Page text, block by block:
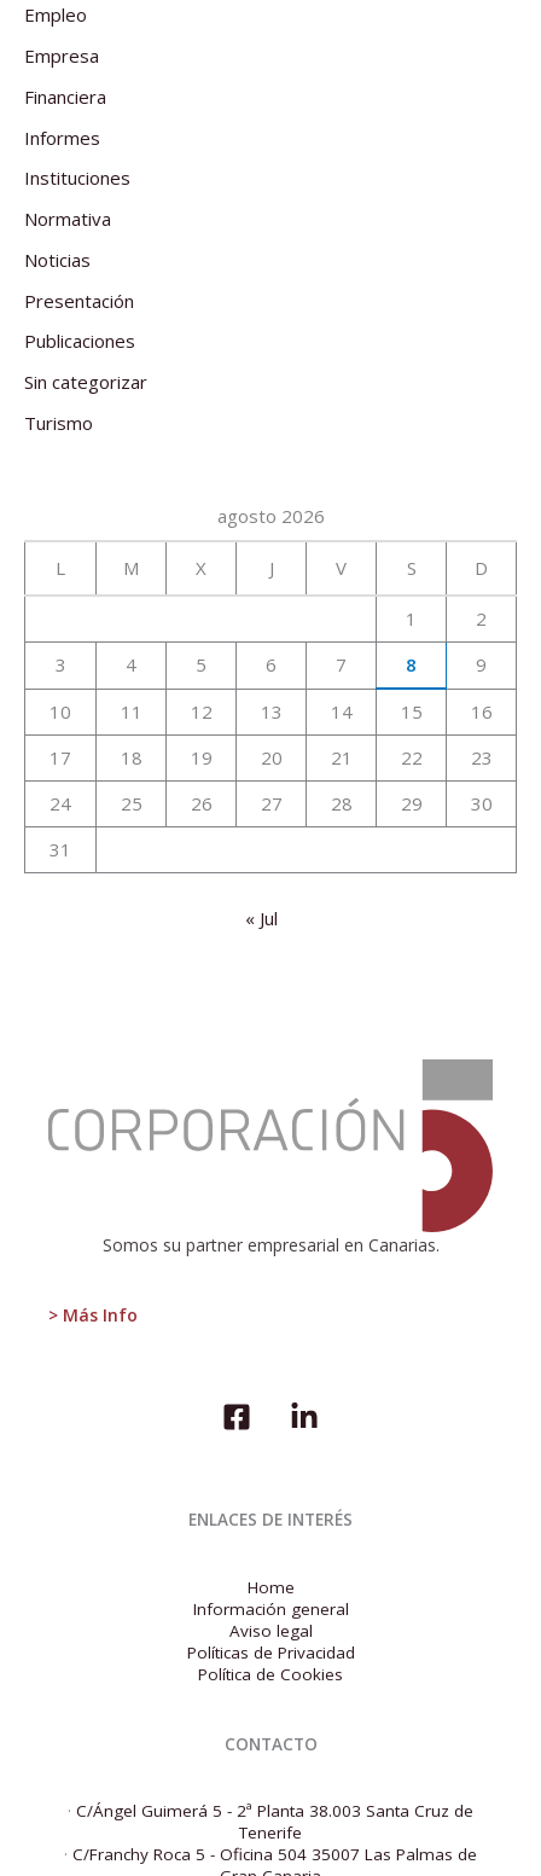
Empleo
Empresa
Financiera
Informes
Instituciones
Normativa
Noticias
Presentación
Publicaciones
Sin categorizar
Turismo
agosto 2026
L M X J V S D
1
2
3
4 5 6 7 8
9
10
11 12 13 14 15
16
17
18 19 20 21 22
23
24
25 26 27 28 29
30
31
« Jul
Somos su partner empresarial en Canarias.
> Más Info
nueva
época
ENLACES DE INTERÉS
Home
Información general
Aviso legal
Políticas de Privacidad
Política de Cookies
CONTACTO
· C/Ángel Guimerá 5 - 2ª Planta 38.003 Santa Cruz de
Tenerife
· C/Franchy Roca 5 - Oficina 504 35007 Las Palmas de